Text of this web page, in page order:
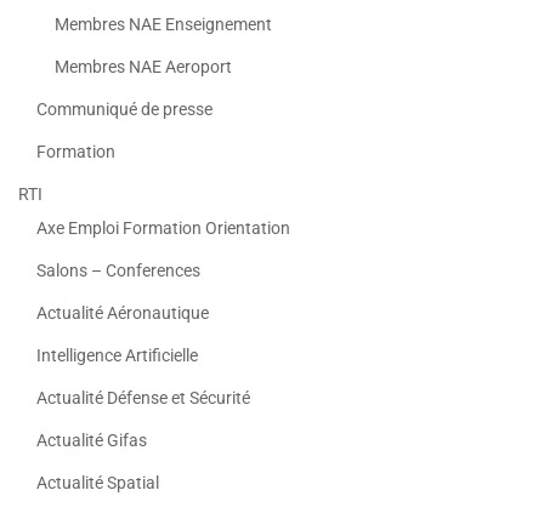
Membres NAE Enseignement
Membres NAE Aeroport
Communiqué de presse
Formation
RTI
Axe Emploi Formation Orientation
Salons – Conferences
Actualité Aéronautique
Intelligence Artificielle
Actualité Défense et Sécurité
Actualité Gifas
Actualité Spatial